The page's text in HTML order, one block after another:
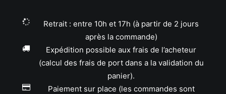
Retrait : entre 10h et 17h (à partir de 2 jours
après la commande)
Expédition possible aux frais de l’acheteur
(calcul des frais de port dans a la validation du
panier).
Paiement sur place (les commandes sont